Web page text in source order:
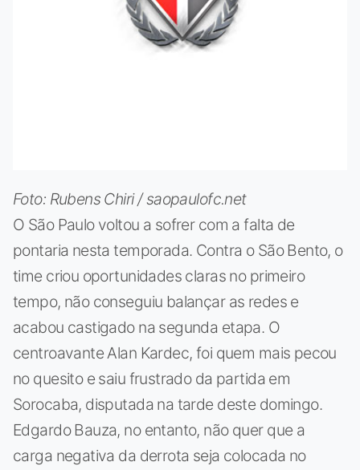
Foto: Rubens Chiri / saopaulofc.net
O São Paulo voltou a sofrer com a falta de
pontaria nesta temporada. Contra o São Bento, o
time criou oportunidades claras no primeiro
tempo, não conseguiu balançar as redes e
acabou castigado na segunda etapa. O
centroavante Alan Kardec, foi quem mais pecou
no quesito e saiu frustrado da partida em
Sorocaba, disputada na tarde deste domingo.
Edgardo Bauza, no entanto, não quer que a
carga negativa da derrota seja colocada no